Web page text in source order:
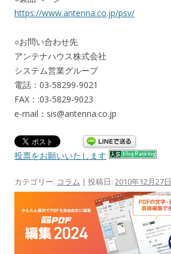
https://www.antenna.co.jp/psv/
○お問い合わせ先
アンテナハウス株式会社
システム営業グループ
電話：03-58299-9021
FAX：:03-5829-9023
e-mail：sis@antenna.co.jp
投票をお願いいたします
カテゴリー: コラム | 投稿日: 2010年12月27日